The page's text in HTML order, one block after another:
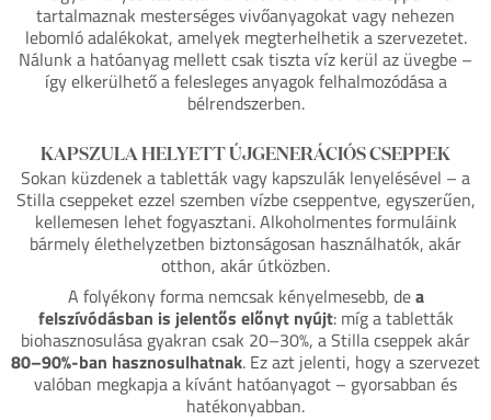
tartalmaznak mesterséges vivőanyagokat vagy nehezen
lebomló adalékokat, amelyek megterhelhetik a szervezetet.
Nálunk a hatóanyag mellett csak tiszta víz kerül az üvegbe –
így elkerülhető a felesleges anyagok felhalmozódása a
bélrendszerben.
KAPSZULA HELYETT ÚJGENERÁCIÓS CSEPPEK
Sokan küzdenek a tabletták vagy kapszulák lenyelésével – a
Stilla cseppeket ezzel szemben vízbe cseppentve, egyszerűen,
kellemesen lehet fogyasztani. Alkoholmentes formuláink
bármely élethelyzetben biztonságosan használhatók, akár
otthon, akár útközben.
A folyékony forma nemcsak kényelmesebb, dea
felszívódásban is jelentős előnyt nyújt: míg a tabletták
biohasznosulása gyakran csak 20–30%, a Stilla cseppek akár
80–90%-ban hasznosulhatnak. Ez azt jelenti, hogy a szervezet
valóban megkapja a kívánt hatóanyagot – gyorsabban és
hatékonyabban.